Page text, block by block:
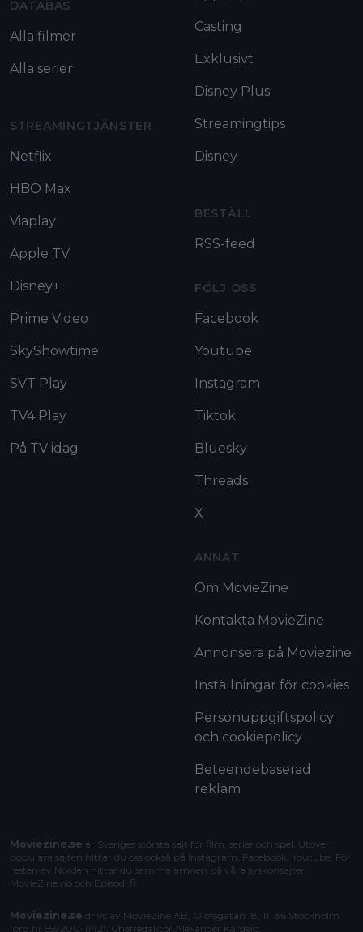
DATABAS
Alla filmer
Alla serier
STREAMINGTJÄNSTER
Netflix
HBO Max
Viaplay
Apple TV
Disney+
Prime Video
SkyShowtime
SVT Play
TV4 Play
På TV idag
Casting
Exklusivt
Disney Plus
Streamingtips
Disney
BESTÄLL
RSS-feed
FÖLJ OSS
Facebook
Youtube
Instagram
Tiktok
Bluesky
Threads
X
ANNAT
Om MovieZine
Kontakta MovieZine
Annonsera på Moviezine
Inställningar för cookies
Personuppgiftspolicy
och cookiepolicy
Beteendebaserad
reklam
Moviezine.se är Sveriges största sajt för film, serier och spel. Utöver
populära sajten hittar du oss också på Instagram, Facebook, Youtube. För
resten av Norden hittar du samma ämnen på våra syskonsajter
MovieZine.no och Episodi.fi
Moviezine.se drivs av MovieZine AB, Olofsgatan 18, 111 36 Stockholm
(org.nr 559200-1142). Chefredaktör Alexander Kardelo